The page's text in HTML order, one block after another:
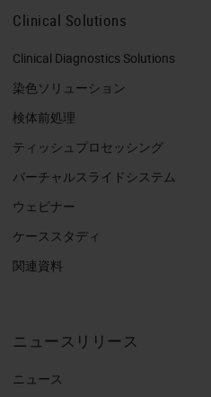
Clinical Solutions
Clinical Diagnostics Solutions
染色ソリューション
検体前処理
ティッシュプロセッシング
バーチャルスライドシステム
ウェビナー
ケーススタディ
関連資料
ニュースリリース
ニュース